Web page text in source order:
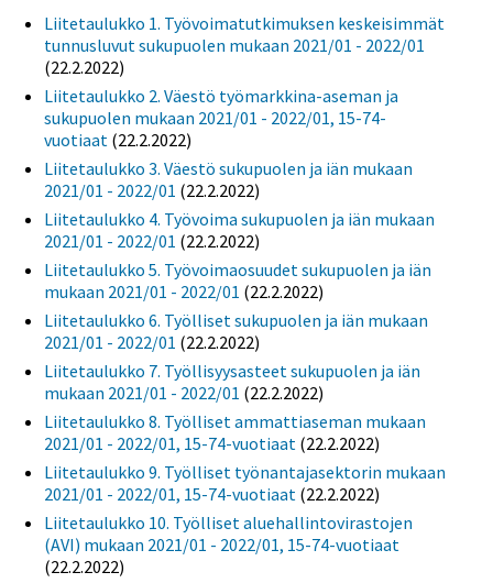
Liitetaulukko 1. Työvoimatutkimuksen keskeisimmät
tunnusluvut sukupuolen mukaan 2021/01 - 2022/01
(22.2.2022)
Liitetaulukko 2. Väestö työmarkkina-aseman ja
sukupuolen mukaan 2021/01 - 2022/01, 15-74-
vuotiaat (22.2.2022)
Liitetaulukko 3. Väestö sukupuolen ja iän mukaan
2021/01 - 2022/01 (22.2.2022)
Liitetaulukko 4. Työvoima sukupuolen ja iän mukaan
2021/01 - 2022/01 (22.2.2022)
Liitetaulukko 5. Työvoimaosuudet sukupuolen ja iän
mukaan 2021/01 - 2022/01 (22.2.2022)
Liitetaulukko 6. Työlliset sukupuolen ja iän mukaan
2021/01 - 2022/01 (22.2.2022)
Liitetaulukko 7. Työllisyysasteet sukupuolen ja iän
mukaan 2021/01 - 2022/01 (22.2.2022)
Liitetaulukko 8. Työlliset ammattiaseman mukaan
2021/01 - 2022/01, 15-74-vuotiaat (22.2.2022)
Liitetaulukko 9. Työlliset työnantajasektorin mukaan
2021/01 - 2022/01, 15-74-vuotiaat (22.2.2022)
Liitetaulukko 10. Työlliset aluehallintovirastojen
(AVI) mukaan 2021/01 - 2022/01, 15-74-vuotiaat
(22.2.2022)